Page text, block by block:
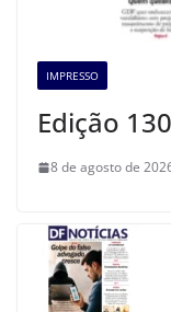
IMPRESSO
Edição
8 de agosto de